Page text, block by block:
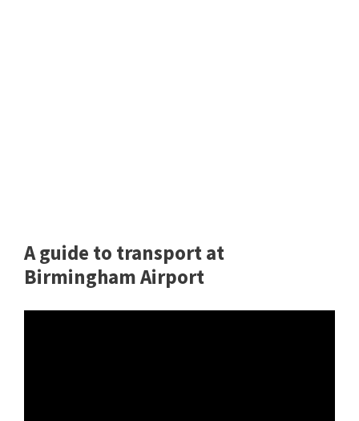
A guide to transport at
Birmingham Airport